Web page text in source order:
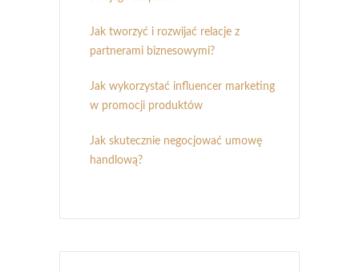
Jak tworzyć i rozwijać relacje z
partnerami biznesowymi?
Jak wykorzystać influencer marketing
w promocji produktów
Jak skutecznie negocjować umowę
handlową?